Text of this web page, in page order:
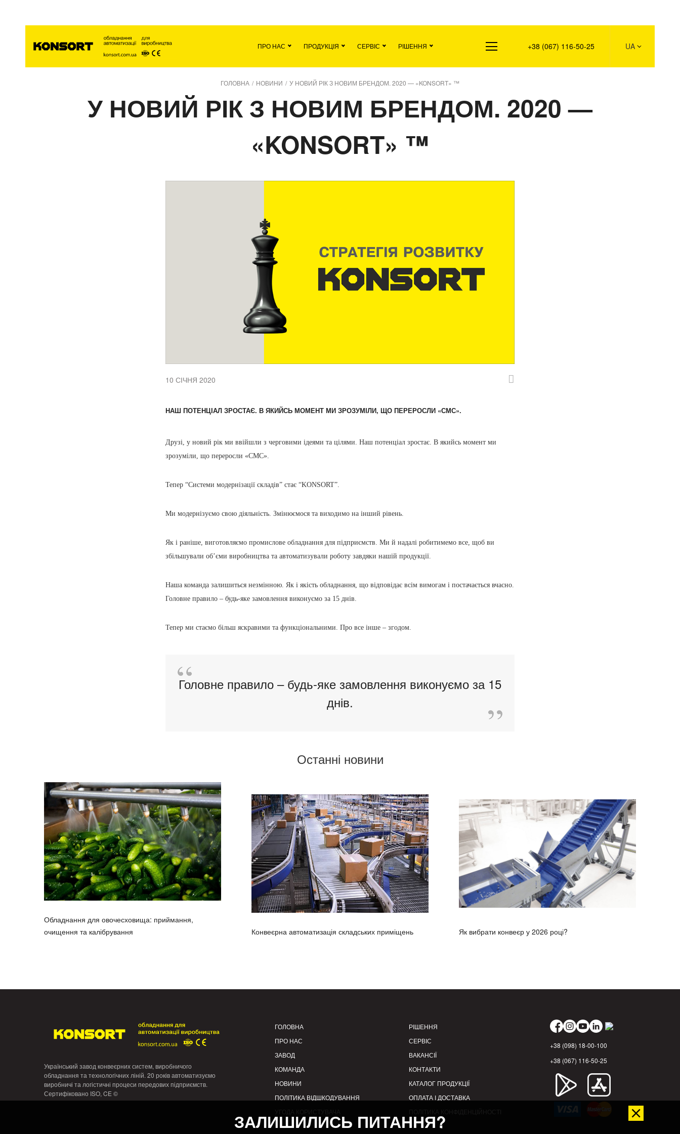
ПРО НАС ПРОДУКЦІЯ СЕРВІС РІШЕННЯ +38 (067) 116-50-25 UA
ГОЛОВНА / НОВИНИ / У НОВИЙ РІК З НОВИМ БРЕНДОМ. 2020 — «KONSORT» ™
У НОВИЙ РІК З НОВИМ БРЕНДОМ. 2020 —
«KONSORT» ™
10 СІЧНЯ 2020
НАШ ПОТЕНЦІАЛ ЗРОСТАЄ. В ЯКИЙСЬ МОМЕНТ МИ ЗРОЗУМІЛИ, ЩО ПЕРЕРОСЛИ «СМС».
Друзі, у новий рік ми ввійшли з черговими ідеями та цілями. Наш потенціал зростає. В якийсь момент ми
зрозуміли, що переросли «СМС».
Тепер “Системи модернізації складів” стає “KONSORT”.
Ми модернізуємо свою діяльність. Змінюємося та виходимо на інший рівень.
Як і раніше, виготовляємо промислове обладнання для підприємств. Ми й надалі робитимемо все, щоб ви
збільшували об’єми виробництва та автоматизували роботу завдяки нашій продукції.
Наша команда залишиться незмінною. Як і якість обладнання, що відповідає всім вимогам і постачається вчасно.
Головне правило – будь-яке замовлення виконуємо за 15 днів.
Тепер ми стаємо більш яскравими та функціональними. Про все інше – згодом.
Головне правило – будь-яке замовлення виконуємо за 15
днів.
Останні новини
Обладнання для овочесховища: приймання,
очищення та калібрування
Конвеєрна автоматизація складських приміщень Як вибрати конвеєр у 2026 році?
Український завод конвеєрних систем, виробничого
обладнання та технологічних ліній. 20 років автоматизуємо
виробничі та логістичні процеси передових підприємств.
Сертифіковано ISO, CE ©
ГОЛОВНА
ПРО НАС
ЗАВОД
КОМАНДА
НОВИНИ
ПОЛІТИКА ВІДШКОДУВАННЯ
РІШЕННЯ
СЕРВІС
ВАКАНСІЇ
КОНТАКТИ
КАТАЛОГ ПРОДУКЦІЇ
ОПЛАТА І ДОСТАВКА
+38 (098) 18-00-100
+38 (067) 116-50-25
ЗАЛИШИЛИСЬ ПИТАННЯ?